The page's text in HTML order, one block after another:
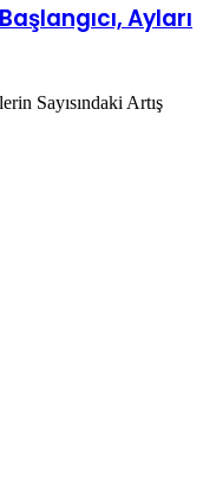
Ayları
Sayısındaki Artış